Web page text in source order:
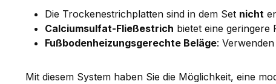
Die Trockenestrichplatten sind in dem Set nicht
Calciumsulfat-Fließestrich bietet eine
Fußbodenheizungsgerechte Beläge:
Mit diesem System haben Sie die Möglichkeit, eine